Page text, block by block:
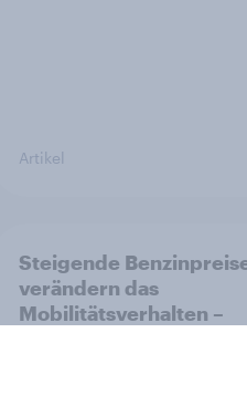
Artikel
Steigende
verändern das
Mobilitätsverhalten –